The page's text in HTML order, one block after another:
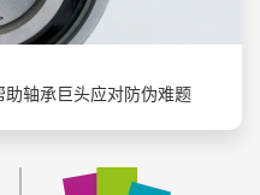
轴承巨头应对防伪难题